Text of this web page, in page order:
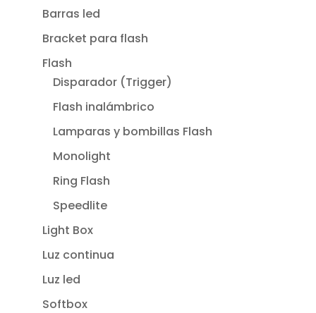
Barras led
Bracket para flash
Flash
Disparador (Trigger)
Flash inalámbrico
Lamparas y bombillas Flash
Monolight
Ring Flash
Speedlite
Light Box
Luz continua
Luz led
Softbox